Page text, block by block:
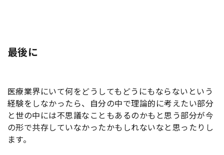
最後に
医療業界にいて何をどうしてもどうにもならないという
経験をしなかったら、自分の中で理論的に考えたい部分
と世の中には不思議なこともあるのかもと思う部分が今
の形で共存していなかったかもしれないなと思ったりし
ます。